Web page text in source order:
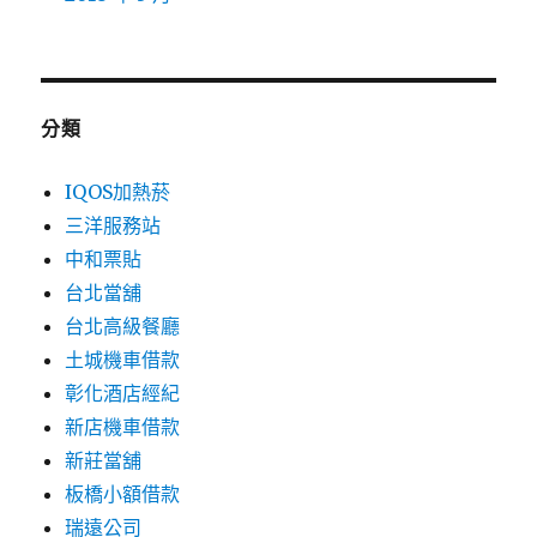
分類
IQOS加熱菸
三洋服務站
中和票貼
台北當舖
台北高級餐廳
土城機車借款
彰化酒店經紀
新店機車借款
新莊當舖
板橋小額借款
瑞遠公司